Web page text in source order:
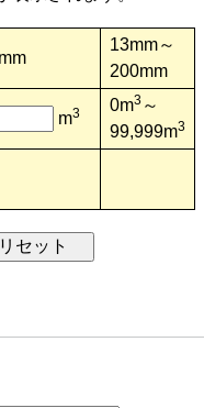
mm
13mm～
200mm
m3 0m3 ～
99,999m3